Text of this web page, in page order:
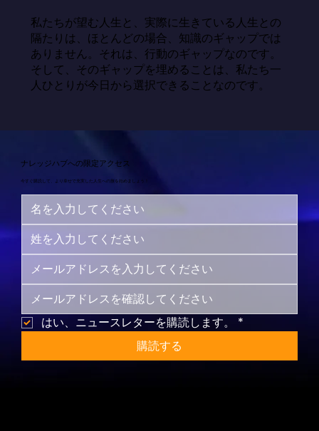
私たちが望む人生と、実際に生きている人生との
隔たりは、ほとんどの場合、知識のギャップでは
ありません。それは、行動のギャップなのです。
そして、そのギャップを埋めることは、私たち一
人ひとりが今日から選択できることなのです。
ナレッジハブへの限定アクセス
今すぐ購読して、より幸せで充実した人生への旅を始めましょう！
はい、ニュースレターを購読します。
*
購読する